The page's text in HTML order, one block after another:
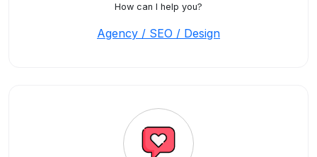
How can I help you?
Agency / SEO / Design